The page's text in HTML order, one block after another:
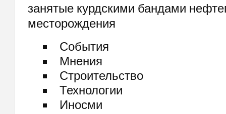
События
Мнения
Строительство
Технологии
Иносми